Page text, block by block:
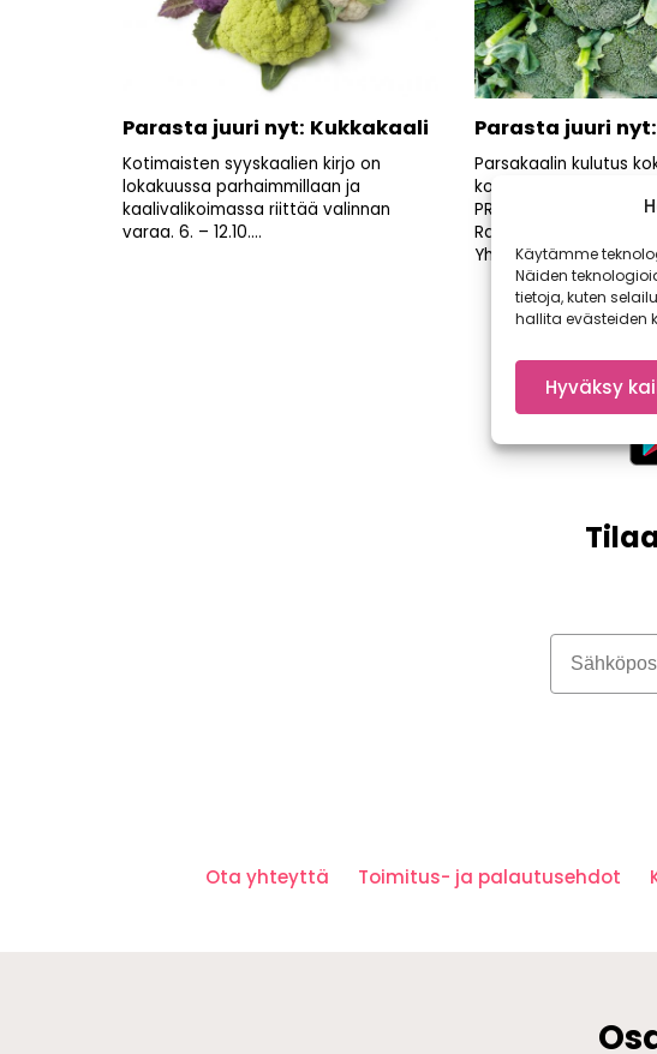
Käytämme
Näiden
tietoja, kuten
hallita evästeiden
Hyväksy
Parasta juuri nyt: Kukkakaali
Kotimaisten syyskaalien kirjo on
lokakuussa parhaimmillaan ja
kaalivalikoimassa riittää valinnan
varaa. 6. – 12.10....
Parasta juuri
Parsakaalin kulutus
kolauksen 1990-luvun
PRESIDENTIN HYLKIMÄ
Ravintopitoisen
Yhdysvalloissa...
Ota yhteyttä Toimitus- ja palautusehdot